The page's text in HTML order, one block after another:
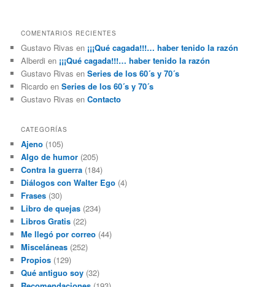
COMENTARIOS RECIENTES
Gustavo Rivas en ¡¡¡Qué cagada!!!… haber tenido la razón
Alberdi en ¡¡¡Qué cagada!!!… haber tenido la razón
Gustavo Rivas enSeries de los 60´s y 70´s
Ricardo enSeries de los 60´s y 70´s
Gustavo Rivas enContacto
CATEGORÍAS
Ajeno (105)
Algo de humor (205)
Contra la guerra (184)
Diálogos con Walter Ego (4)
Frases (30)
Libro de quejas (234)
Libros Gratis (22)
Me llegó por correo (44)
Misceláneas (252)
Propios (129)
Qué antiguo soy (32)